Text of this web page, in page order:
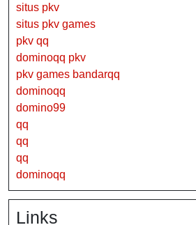
situs pkv
situs pkv games
pkv qq
dominoqq pkv
pkv games bandarqq
dominoqq
domino99
qq
qq
qq
dominoqq
Links